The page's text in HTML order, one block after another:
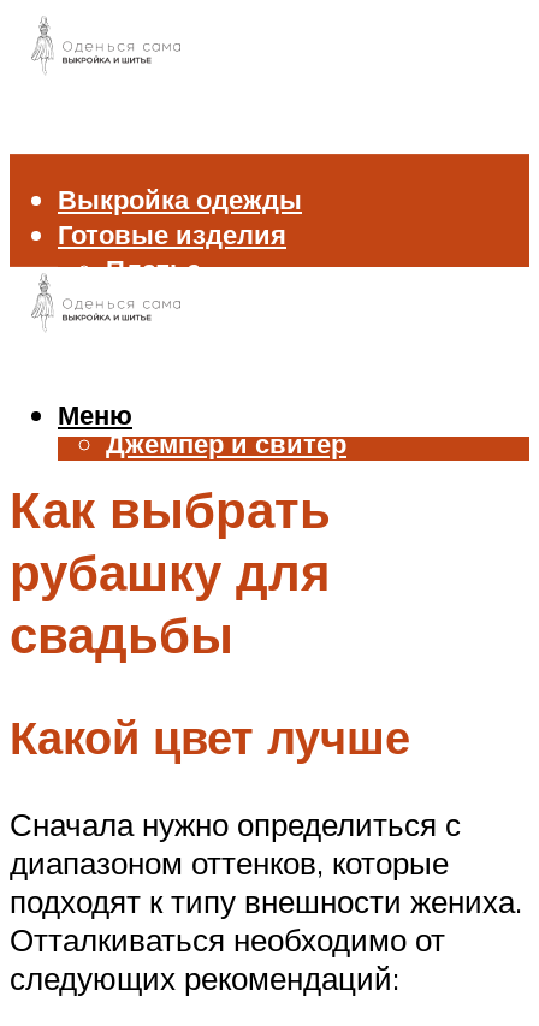
Выкройка одежды
Готовые изделия
Платье
Брюки
Жилет
Джемпер и свитер
Аксессуары
Меню
Меню
Как выбрать
рубашку для
свадьбы
Какой цвет лучше
Сначала нужно определиться с
диапазоном оттенков, которые
подходят к типу внешности жениха.
Отталкиваться необходимо от
следующих рекомендаций: